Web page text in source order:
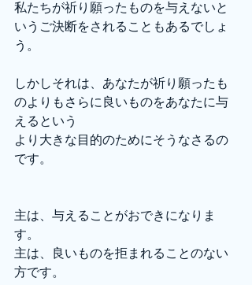
私たちが祈り願ったものを与えないと
いうご決断をされることもあるでしょ
う。
しかしそれは、あなたが祈り願ったも
のよりもさらに良いものをあなたに与
えるという
より大きな目的のためにそうなさるの
です。
主は、与えることがおできになりま
す。
主は、良いものを拒まれることのない
方です。